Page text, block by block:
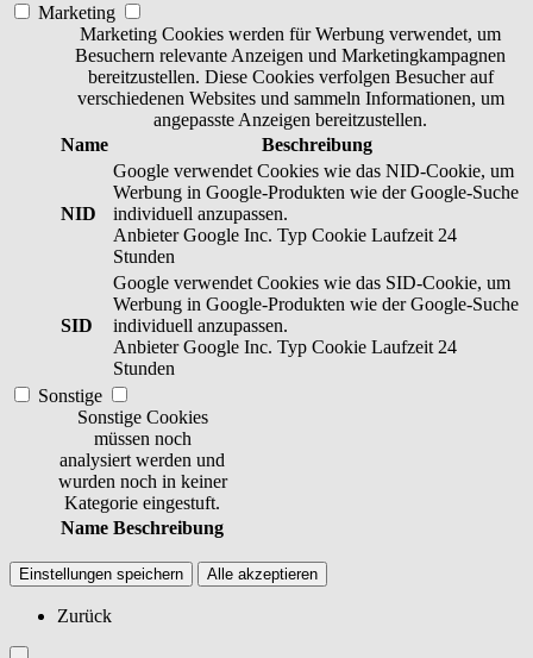
Marketing
Marketing Cookies werden für Werbung verwendet, um
Besuchern relevante Anzeigen und Marketingkampagnen
bereitzustellen. Diese Cookies verfolgen Besucher auf
verschiedenen Websites und sammeln Informationen, um
angepasste Anzeigen bereitzustellen.
Name
Beschreibung
NID
Google verwendet Cookies wie das NID-Cookie, um
Werbung in Google-Produkten wie der Google-Suche
individuell anzupassen.
Anbieter Google Inc. Typ Cookie Laufzeit 24
Stunden
SID
Google verwendet Cookies wie das SID-Cookie, um
Werbung in Google-Produkten wie der Google-Suche
individuell anzupassen.
Anbieter Google Inc. Typ Cookie Laufzeit 24
Stunden
Sonstige
Sonstige Cookies
müssen noch
analysiert werden und
wurden noch in keiner
Kategorie eingestuft.
Name Beschreibung
Einstellungen speichern Alle akzeptieren
Zurück